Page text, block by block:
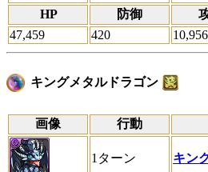
HP
防御
47,459
420 10,956
キングメタルドラゴン
画像 行動
1ターン キン